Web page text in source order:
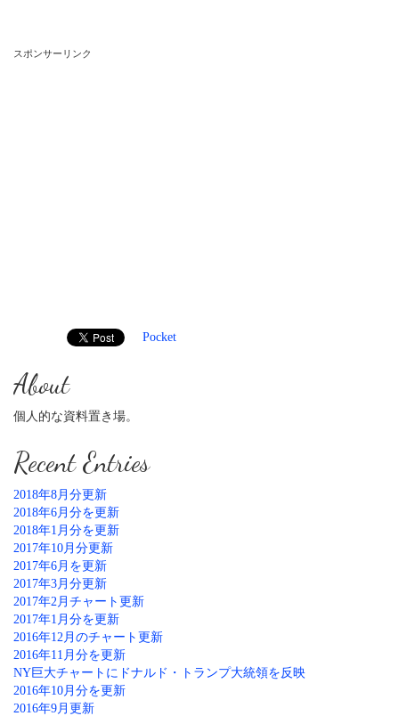
スポンサーリンク
Pocket
About
個人的な資料置き場。
Recent Entries
2018年8月分更新
2018年6月分を更新
2018年1月分を更新
2017年10月分更新
2017年6月を更新
2017年3月分更新
2017年2月チャート更新
2017年1月分を更新
2016年12月のチャート更新
2016年11月分を更新
NY巨大チャートにドナルド・トランプ大統領を反映
2016年10月分を更新
2016年9月更新